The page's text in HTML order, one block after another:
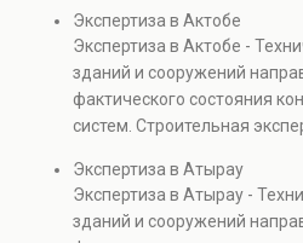
элементов и оценку
Услуга востребована при
капитальном ремонте и
также при судебных
проверках.
Экспертиза в Актобе
Экспертиза в Актобе -
зданий и сооружений
фактического состояния
систем. Строительная
элементов и оценку
Услуга востребована при
капитальном ремонте и
Экспертиза в Атырау
Экспертиза в Атырау -
зданий и сооружений